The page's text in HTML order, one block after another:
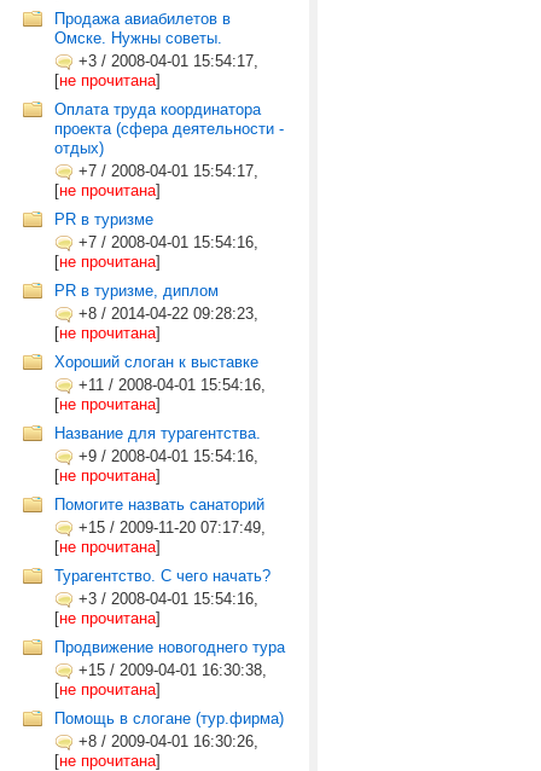
Продажа авиабилетов в
Омске. Нужны советы.
+3 / 2008-04-01 15:54:17,
[не прочитана]
Оплата труда координатора
проекта (сфера деятельности -
отдых)
+7 / 2008-04-01 15:54:17,
[не прочитана]
PR в туризме
+7 / 2008-04-01 15:54:16,
[не прочитана]
PR в туризме, диплом
+8 / 2014-04-22 09:28:23,
[не прочитана]
Хороший слоган к выставке
+11 / 2008-04-01 15:54:16,
[не прочитана]
Название для турагентства.
+9 / 2008-04-01 15:54:16,
[не прочитана]
Помогите назвать санаторий
+15 / 2009-11-20 07:17:49,
[не прочитана]
Турагентство. С чего начать?
+3 / 2008-04-01 15:54:16,
[не прочитана]
Продвижение новогоднего тура
+15 / 2009-04-01 16:30:38,
[не прочитана]
Помощь в слогане (тур.фирма)
+8 / 2009-04-01 16:30:26,
[не прочитана]